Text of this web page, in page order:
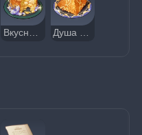
Вкусный тахчин Душа поединка